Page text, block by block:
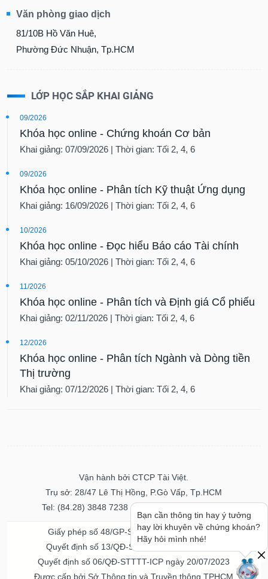
Văn phòng giao dịch
81/10B Hồ Văn Huê,
Phường Đức Nhuận, Tp.HCM
LỚP HỌC SẮP KHAI GIẢNG
09/2026
Khóa học online - Chứng khoán Cơ bản
Khai giảng: 07/09/2026 | Thời gian: Tối 2, 4, 6
09/2026
Khóa học online - Phân tích Kỹ thuật Ứng dụng
Khai giảng: 16/09/2026 | Thời gian: Tối 2, 4, 6
10/2026
Khóa học online - Đọc hiểu Báo cáo Tài chính
Khai giảng: 05/10/2026 | Thời gian: Tối 2, 4, 6
11/2026
Khóa học online - Phân tích và Định giá Cổ phiếu
Khai giảng: 02/11/2026 | Thời gian: Tối 2, 4, 6
12/2026
Khóa học online - Phân tích Ngành và Dòng tiền
Thị trường
Khai giảng: 07/12/2026 | Thời gian: Tối 2, 4, 6
Vận hành bởi CTCP Tài Việt.
Trụ sở: 28/47 Lê Thị Hồng, P.Gò Vấp, Tp.HCM
Tel: (84.28) 3848 7238 - Fax: (84.28) 3848 7237
Giấy phép số 48/GP-STTTT ngày 04/11/2016
Quyết định số 13/QĐ-STTTT ngày 02/11/2017
Quyết định số 06/QĐ-STTTT-ICP ngày 20/07/2023
Được cấp bởi Sở Thông tin và Truyền thông TPHCM
Bạn cần thông tin hay ý tưởng
hay lời khuyên về chứng khoán?
Hãy hỏi mình nhé!